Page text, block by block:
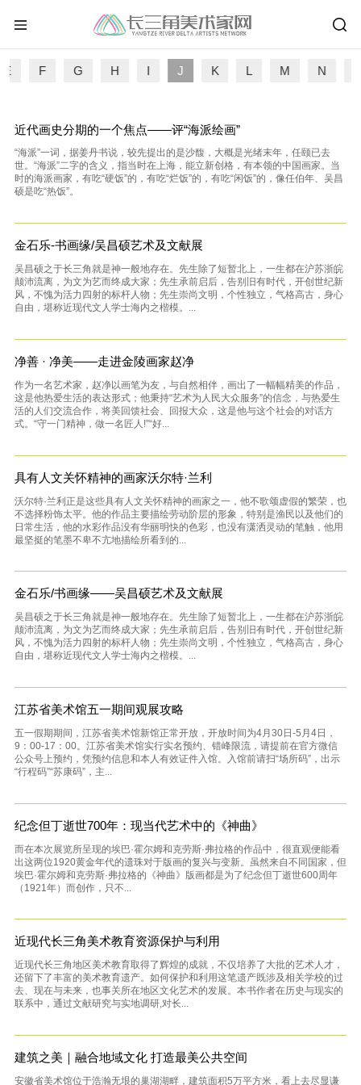
E F G H I J K L M N
近代画史分期的一个焦点——评“海派绘画”
“海派”一词，据姜丹书说，较先提出的是沙馥，大概是光绪末年，任颐已去
世。“海派”二字的含义，指当时在上海，能立新创格，有本领的中国画家。当
时的海派画家，有吃“硬饭”的，有吃“烂饭”的，有吃“闲饭”的，像任伯年、吴昌
硕是吃“热饭”。
金石乐-书画缘/吴昌硕艺术及文献展
吴昌硕之于长三角就是神一般地存在。先生除了短暂北上，一生都在沪苏浙皖
颠沛流离，为文为艺而终成大家；先生承前启后，告别旧有时代，开创世纪新
风，不愧为活力四射的标杆人物；先生崇尚文明，个性独立，气格高古，身心
自由，堪称近现代文人学士海内之楷模。...
净善 · 净美——走进金陵画家赵净
作为一名艺术家，赵净以画笔为友，与自然相伴，画出了一幅幅精美的作品，
这是他热爱生活的表达形式；他秉持“艺术为人民大众服务”的信念，与热爱生
活的人们交流合作，将美回馈社会、回报大众，这是他与这个社会的对话方
式。“守一门精神，做一名匠人!”“好...
具有人文关怀精神的画家沃尔特·兰利
沃尔特·兰利正是这些具有人文关怀精神的画家之一，他不歌颂虚假的繁荣，也
不选择粉饰太平。他的作品主要描绘劳动阶层的形象，特别是渔民以及他们的
日常生活，他的水彩作品没有华丽明快的色彩，也没有潇洒灵动的笔触，他用
最坚挺的笔墨不卑不亢地描绘所看到的...
金石乐/书画缘——吴昌硕艺术及文献展
吴昌硕之于长三角就是神一般地存在。先生除了短暂北上，一生都在沪苏浙皖
颠沛流离，为文为艺而终成大家；先生承前启后，告别旧有时代，开创世纪新
风，不愧为活力四射的标杆人物；先生崇尚文明，个性独立，气格高古，身心
自由，堪称近现代文人学士海内之楷模。...
江苏省美术馆五一期间观展攻略
五一假期期间，江苏省美术馆新馆正常开放，开放时间为4月30日-5月4日，
9：00-17：00。江苏省美术馆实行实名预约、错峰限流，请提前在官方微信
公众号上预约，凭预约信息和本人有效证件入馆。入馆前请扫“场所码”，出示
“行程码”“苏康码”，主...
纪念但丁逝世700年：现当代艺术中的《神曲》
而在本次展览所呈现的埃巴·霍尔姆和克劳斯·弗拉格的作品中，很直观便能看
出这两位1920黄金年代的遗珠对于版画的复兴与变新。虽然来自不同国家，但
埃巴·霍尔姆和克劳斯·弗拉格的《神曲》版画都是为了纪念但丁逝世600周年
（1921年）而创作，只不...
近现代长三角美术教育资源保护与利用
近现代长三角地区美术教育取得了辉煌的成就，不仅培养了大批的艺术人才，
还留下了丰富的美术教育遗产。如何保护和利用这笔遗产既涉及相关学校的过
去、现在与未来，也事关所在地区文化艺术的发展。本书作者在历史与现实的
联系中，通过文献研究与实地调研,对长...
建筑之美｜融合地域文化 打造最美公共空间
安徽省美术馆位于浩瀚无垠的巢湖湖畔，建筑面积5万平方米，看上去尽显谦